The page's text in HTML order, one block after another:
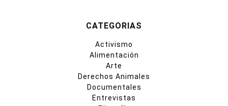
CATEGORIAS
Activismo
Alimentación
Arte
Derechos Animales
Documentales
Entrevistas